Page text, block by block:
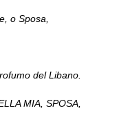
o Sposa,
del Libano.
MIA, SPOSA,